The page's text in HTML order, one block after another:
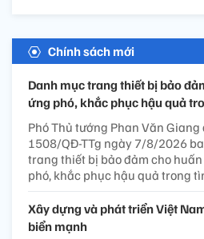
Chính sách mới
Danh mục trang thiết bị bảo
ứng phó, khắc phục hậu quả
Phó Thủ tướng Phan Văn
1508/QĐ-TTg ngày 7/8/2026
trang thiết bị bảo đảm cho
phó, khắc phục hậu quả trong
Xây dựng và phát triển Việt
biển mạnh